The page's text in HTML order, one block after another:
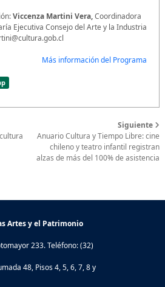
Viccenza Martini Vera,Coordinadora
Ejecutiva Consejo del Arte y la Industria
Más información del Programa
Siguiente
Anuario Cultura y Tiempo Libre: cine
chileno y teatro infantil registran
alzas de más del 100% de asistencia
Artes y el Patrimonio
233. Teléfono: (32)
48, Pisos 4, 5, 6, 7, 8 y